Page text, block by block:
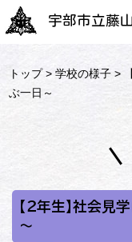
宇部市立藤
トップ>学校の様子 >
ぶ一日～
【２年生】社会
～